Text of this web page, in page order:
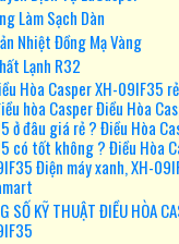
Làm Sạch Dàn
Nhiệt Đồng Mạ Vàng
Lạnh R32
Hòa Casper XH-09IF35
hòa Casper Điều Hòa
ở đâu giá rẻ ? Điều Hòa
có tốt không ? Điều Hòa
Điện máy xanh, XH-
SỐ KỸ THUẬT ĐIỀU HÒA